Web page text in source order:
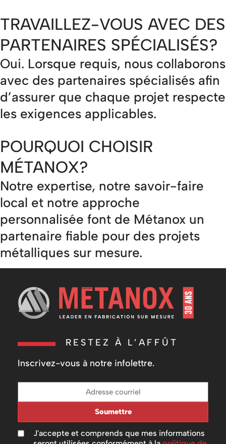
TRAVAILLEZ-VOUS AVEC DES
PARTENAIRES SPÉCIALISÉS?
Oui. Lorsque requis, nous collaborons
avec des partenaires spécialisés afin
d’assurer que chaque projet respecte
les exigences applicables.
POURQUOI CHOISIR
MÉTANOX?
Notre expertise, notre savoir-faire
local et notre approche
personnalisée font de Métanox un
partenaire fiable pour des projets
métalliques sur mesure.
RESTEZ À L’AFFÛT
Inscrivez-vous à notre infolettre.
J'accepte et comprends que mes informations
Soumettre